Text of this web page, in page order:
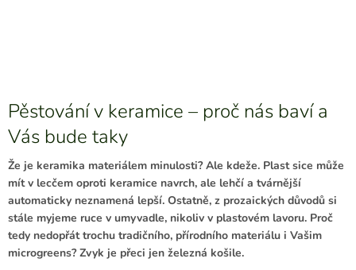
Pěstování v keramice – proč nás baví a
Vás bude taky
Že je keramika materiálem minulosti? Ale kdeže. Plast sice může
mít v lecčem oproti keramice navrch, ale lehčí a tvárnější
automaticky neznamená lepší. Ostatně, z prozaických důvodů si
stále myjeme ruce v umyvadle, nikoliv v plastovém lavoru. Proč
tedy nedopřát trochu tradičního, přírodního materiálu i Vašim
microgreens? Zvyk je přeci jen železná košile.